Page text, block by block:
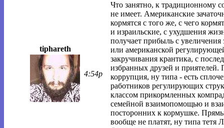
tiphareth
4:54p
Что занятно, к традиционному
не имеет. Американские
кормятся с того же, с чего
и израильские, с ухудшения
получает прибыль с увеличения
или американской
закручивания крантика, с
избранных друзей и приятелей.
коррупция, ну типа - есть
работников регулирующих
классом прикормленных
семейной взаимопомощью и
посторонних к кормушке.
вообще не платят, ну типа тетя